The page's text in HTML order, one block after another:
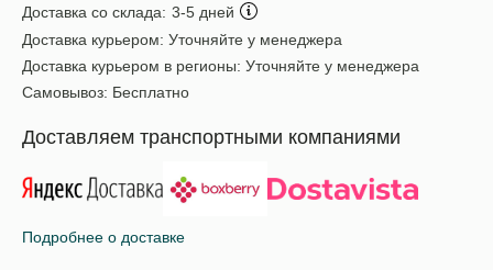
Доставка со склада: 3-5 дней
Доставка курьером: Уточняйте у менеджера
Доставка курьером в регионы: Уточняйте у менеджера
Самовывоз: Бесплатно
Доставляем транспортными компаниями
Подробнее о доставке